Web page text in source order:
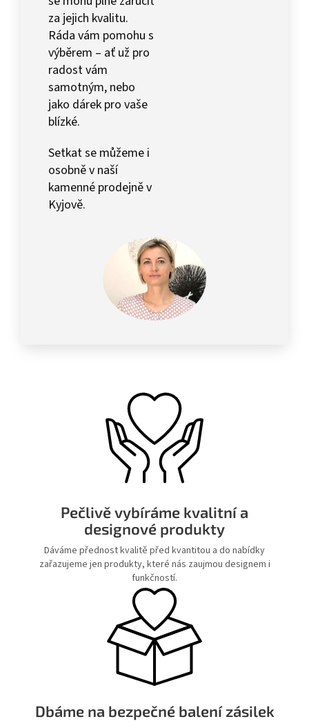
za jejich kvalitu.
Ráda vám pomohu s
výběrem – ať už pro
radost vám
samotným, nebo
jako dárek pro vaše
blízké.
Setkat se můžeme i
osobně v naší
kamenné prodejně v
Kyjově.
Pečlivě vybíráme kvalitní a
designové produkty
Dáváme přednost kvalitě před kvantitou a do nabídky
zařazujeme jen produkty, které nás zaujmou designem i
funkčností.
Dbáme na bezpečné balení zásilek